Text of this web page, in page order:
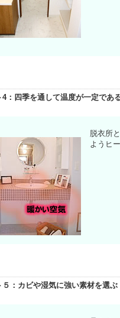
4：四季を通して温度が一定であ
脱衣所
ようヒ
５：カビや湿気に強い素材を選ぶ